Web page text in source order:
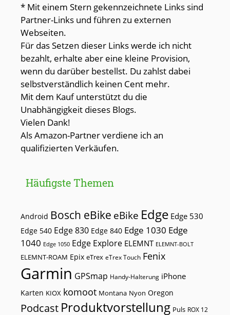
* Mit einem Stern gekennzeichnete Links sind
Partner-Links und führen zu externen
Webseiten.
Für das Setzen dieser Links werde ich nicht
bezahlt, erhalte aber eine kleine Provision,
wenn du darüber bestellst. Du zahlst dabei
selbstverständlich keinen Cent mehr.
Mit dem Kauf unterstützt du die
Unabhängigkeit dieses Blogs.
Vielen Dank!
Als Amazon-Partner verdiene ich an
qualifizierten Verkäufen.
Häufigste Themen
Android Bosch eBike eBike Edge Edge 530
Edge 540 Edge 830 Edge 840 Edge 1030 Edge
1040 Edge 1050 Edge Explore ELEMNT ELEMNT-BOLT
ELEMNT-ROAM Epix eTrex eTrex Touch Fenix
Garmin GPSmap Handy-Halterung iPhone
Karten KIOX komoot Montana Nyon Oregon
Podcast Produktvorstellung Puls ROX 12